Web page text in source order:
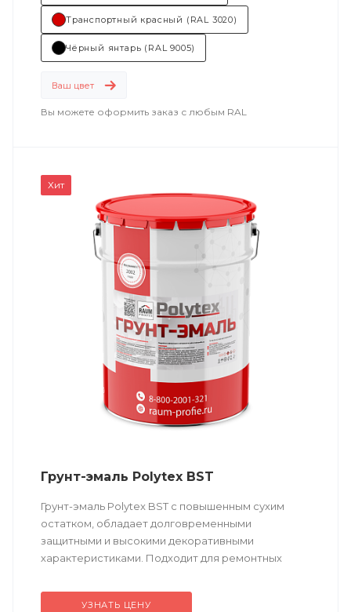
Транспортный красный (RAL 3020)
Чёрный янтарь (RAL 9005)
Ваш цвет
Вы можете оформить заказ с любым RAL
Хит
Грунт-эмаль Polytex BST
Грунт-эмаль Polytex BST c повышенным сухим
остатком, обладает долговременными
защитными и высокими декоративными
характеристиками. Подходит для ремонтных
УЗНАТЬ ЦЕНУ